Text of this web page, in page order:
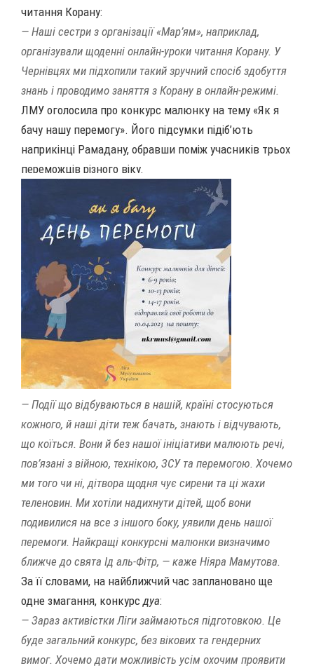
читання Корану:
— Наші сестри з організації «Мар’ям», наприклад,
організували щоденні онлайн-уроки читання Корану. У
Чернівцях ми підхопили такий зручний спосіб здобуття
знань і проводимо заняття з Корану в онлайн-режимі.
ЛМУ оголосила про конкурс малюнку на тему «Як я
бачу нашу перемогу». Його підсумки підіб’ють
наприкінці Рамадану, обравши поміж учасників трьох
переможців різного віку.
— Події що відбуваються в нашій, країні стосуються
кожного, й наші діти теж бачать, знають і відчувають,
що коїться. Вони й без нашої ініціативи малюють речі,
пов’язані з війною, технікою, ЗСУ та перемогою. Хочемо
ми того чи ні, дітвора щодня чує сирени та ці жахи
теленовин. Ми хотіли надихнути дітей, щоб вони
подивилися на все з іншого боку, уявили день нашої
перемоги. Найкращі конкурсні малюнки визначимо
ближче до свята Ід аль-Фітр, — каже Ніяра Мамутова.
За її словами, на найближчий час заплановано ще
одне змагання, конкурс дуа:
— Зараз активістки Ліги займаються підготовкою. Це
буде загальний конкурс, без вікових та гендерних
вимог. Хочемо дати можливість усім охочим проявити